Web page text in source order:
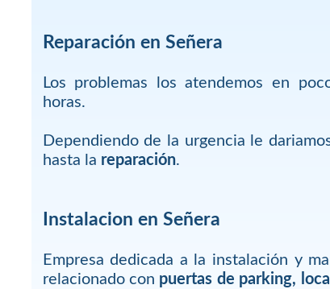
Reparación en Señera
Los problemas los atendemos en
horas.
Dependiendo de la urgencia le
hasta la reparación.
Instalacion en Señera
Empresa dedicada a la instalación y
relacionado con puertas de parking,